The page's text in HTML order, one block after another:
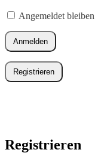
Angemeldet bleiben
Anmelden
Registrieren
Registrieren